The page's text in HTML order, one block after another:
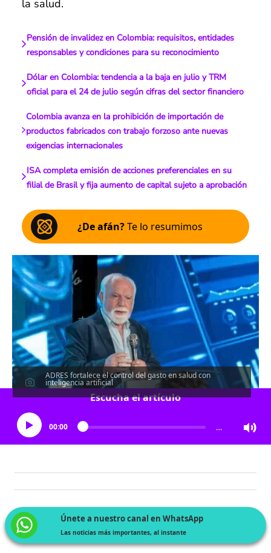
la salud.
Pensión de invalidez en Colombia: requisitos, entidades
responsables y condiciones para su reconocimiento
Dólar en Colombia: tendencia a la baja en julio y TRM
oficial para el 24 de julio según cifras del sector financiero
Colombia avanza en la prohibición de importación de
productos fabricados con trabajo forzoso ante nuevas
exigencias internacionales
ISA completa emisión de acciones preferenciales en su
filial de Brasil y fija aumento de capital sujeto a aprobación
¿De afán?Te lo resumimos
ADRES fortalece el control del gasto en salud con
inteligencia artificial
Escucha el artículo
00:00 …
Únete a nuestro canal en WhatsApp
Las noticias más importantes, al instante